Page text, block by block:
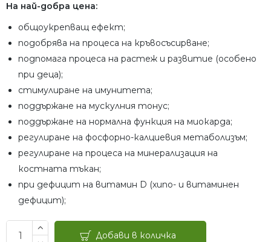
На най-добра цена:
общоукрепващ ефект;
подобрява на процеса на кръвосъсирване;
подпомага процеса на растеж и развитие (особено
при деца);
стимулиране на имунитета;
поддържане на мускулния тонус;
поддържане на нормална функция на миокарда;
регулиране на фосфорно-калциевия метаболизъм;
регулиране на процеса на минерализация на
костната тъкан;
при дефицит на витамин D (хипо- и витаминен
дефицит);
Добави в количка